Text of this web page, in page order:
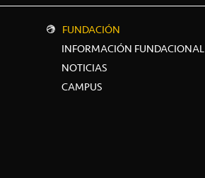
FUNDACIÓN
INFORMACIÓN FUNDACIONAL
NOTICIAS
CAMPUS